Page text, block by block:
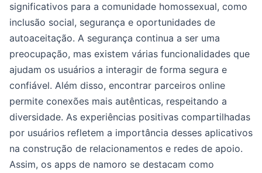
significativos para a comunidade homossexual, como
inclusão social, segurança e oportunidades de
autoaceitação. A segurança continua a ser uma
preocupação, mas existem várias funcionalidades que
ajudam os usuários a interagir de forma segura e
confiável. Além disso, encontrar parceiros online
permite conexões mais autênticas, respeitando a
diversidade. As experiências positivas compartilhadas
por usuários refletem a importância desses aplicativos
na construção de relacionamentos e redes de apoio.
Assim, os apps de namoro se destacam como